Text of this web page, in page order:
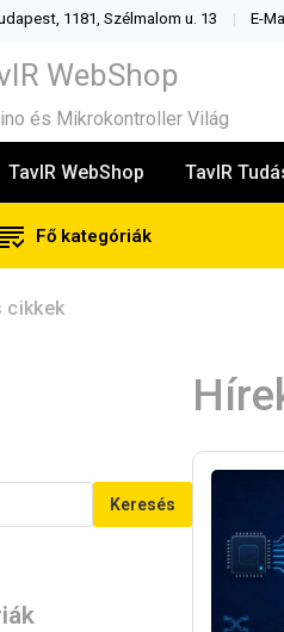
1181, Szélmalom u. 13 E-
WebShop
és Mikrokontroller Világ
TavIR WebShop TavIR
Fő kategóriák
cikkek
Keresés